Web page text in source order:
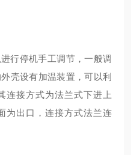
行停机手工调节，一般调
壳设有加温装置，可以利
连接方式为法兰式下进上
为出口，连接方式法兰连